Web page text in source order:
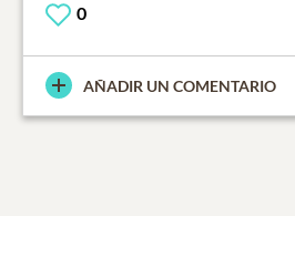
0
AÑADIR UN COMENTARIO